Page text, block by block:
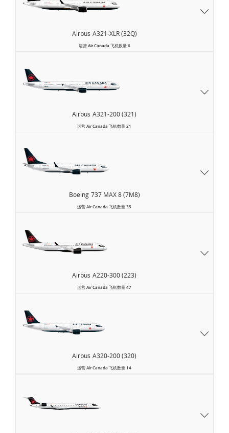
Airbus A321-XLR (32Q)
运营Air Canada 飞机数量6
Airbus A321-200 (321)
运营Air Canada 飞机数量21
Boeing 737 MAX 8 (7M8)
运营Air Canada 飞机数量35
Airbus A220-300 (223)
运营Air Canada 飞机数量47
Airbus A320-200 (320)
运营Air Canada 飞机数量14
Express